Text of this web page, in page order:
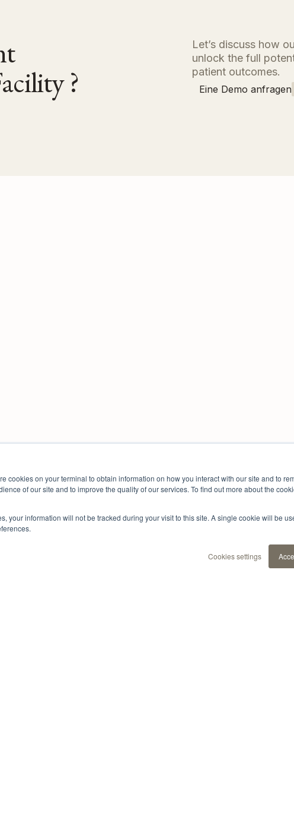
cookies on your terminal to obtain information on how you interact with our site and to
of our site and to improve the quality of our services. To find out more about the
your information will not be tracked during your visit to this site. A single cookie will be
Cookies settings
?
Let’s discuss how
unlock the full
patient outcomes.
Eine Demo anfragen